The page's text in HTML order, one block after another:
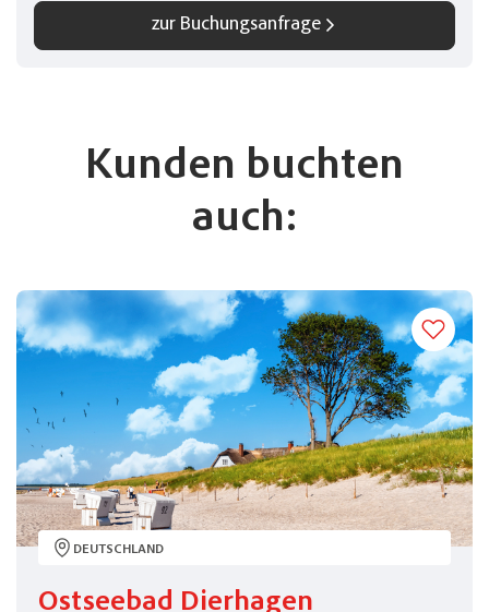
zur Buchungsanfrage
Kunden buchten
auch:
DEUTSCHLAND
Ostseebad Dierhagen